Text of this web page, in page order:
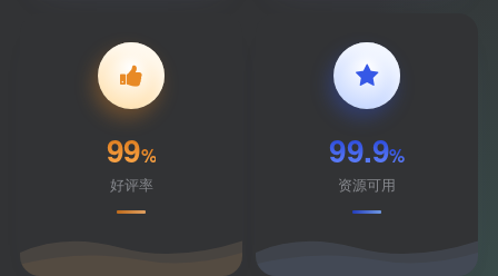
99%
好评率
99.9%
资源可用